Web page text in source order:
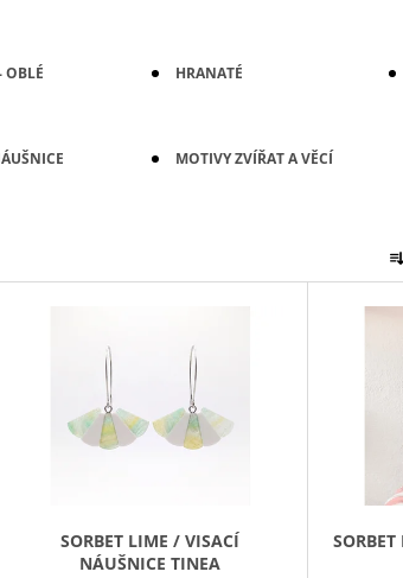
OBLÉ HRANATÉ
MOTIVY ZVÍŘAT A VĚCÍ
Ř
A
Z
O
D
U
SORBET LIME / VISACÍ
NÁUŠNICE TINEA